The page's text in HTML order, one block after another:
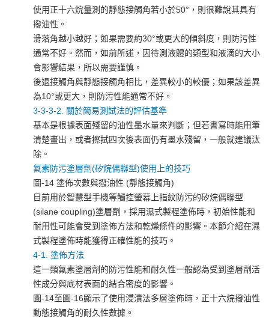
使用正十六烷量測的靜態接觸角若小於50°，則很難說其具有
撥油性。
滑落角越小越好；如果需要約30°或更大的傾斜度，則防污性
通常不好。然而，如前所述，因待測液體的類型和液滴的大小
會影響結果，所以需要謹慎。
後退接觸角與靜態接觸角相比，差異較小的較優；如果該差異
為10°或更大，則防污性能通常不好。
3-3-3-2. 關於簡易測試法的評估基準
基本是根據表面殘留的油性墨水量來判斷；但若書寫時能用筆
清楚畫出，或者擦拭四次後表面仍有墨水殘留，一般就建議汰
除。
氟素防污塗層劑(矽烷偶聯型)使用上的技巧
圖-14 塗佈次數與撥油性 (靜態接觸角)
目前用於智慧型手機等觸控螢幕上指紋防污的矽烷偶聯型
(silane coupling)塗層劑，採用濕式製程塗佈時，初始性能和
耐用性可能會受到塗佈方法和乾燥條件的影響。本節介紹在濕
式製程塗佈時能獲得正確性能的技巧。
4-1. 塗佈方法
這一類氟素塗層劑的防污性能和耐久性一般認為受到塗層劑活
性成分與底材表面的結合密度的影響。
圖-14至圖-16顯示了使用浸漬法多層塗佈時，正十六烷撥油性
動態接觸角的耐久性數據。